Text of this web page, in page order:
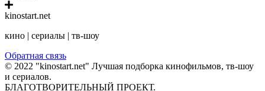
kinostart.net
кино | сериалы | тв-шоу
Обратная связь
© 2022 "kinostart.net" Лучшая подборка кинофильмов, тв-шоу
и сериалов.
БЛАГОТВОРИТЕЛЬНЫЙ ПРОЕКТ.